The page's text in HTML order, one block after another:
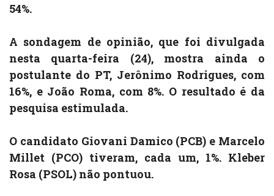
54%.
A sondagem de opinião, que foi divulgada
nesta quarta-feira (24), mostra ainda o
postulante do PT, Jerônimo Rodrigues, com
16%, e João Roma, com 8%. O resultado é da
pesquisa estimulada.
O candidato Giovani Damico (PCB) e Marcelo
Millet (PCO) tiveram, cada um, 1%. Kleber
Rosa (PSOL) não pontuou.